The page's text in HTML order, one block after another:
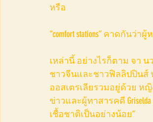
หรือ
“comfort stations” คาดกันว่
เหล่านี้ อย่างไรก็ตาม จา
ชาวจีนและชาวฟิลลิปปินส์
ออสเตรเลียรวมอยู่ด้วย ห
ข่าวและผู้ทาสารคดี
เชื้อชาติเป็นอย่างน้อย”